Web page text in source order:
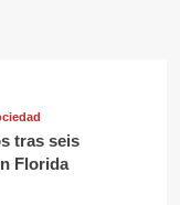
tras seis
Florida